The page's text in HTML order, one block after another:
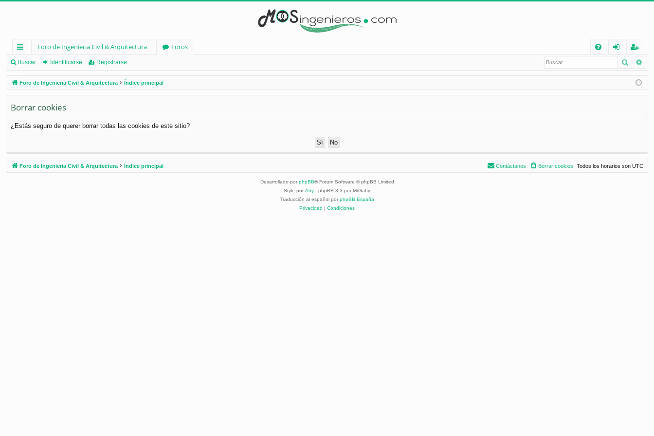
nl
ac
es
rá
pi
os
Foro de Ingenieria Civil & Arquitectura
Foros
Q
nt
ifi
eg
ist
ra
Buscar Identificarse Registrarse Buscar
Foro de Ingenieria Civil & Arquitectura Índice principal
Borrar cookies
¿Estás seguro de querer borrar todas las cookies de este sitio?
Foro de Ingenieria Civil & Arquitectura Índice principal Todos los horarios son UTC
Borrar cookies
Contáctanos
Desarrollado por phpBB® Forum Software © phpBB Limited
Style por Arty - phpBB 3.3 por MrGaby
Traducción al español por phpBB España
Privacidad | Condiciones